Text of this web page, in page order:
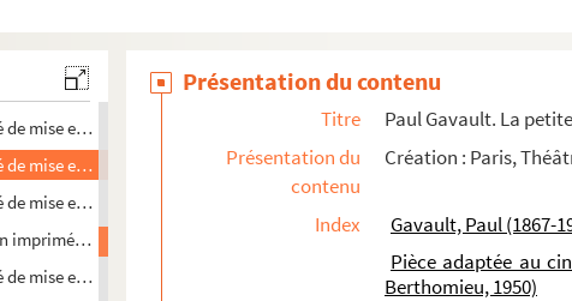
mise en scène. 1
mise en scène. 2
mise en scène. 3
mise en scène. 4
mise en scène. 5
imprimée du texte de la pièce
mise en scène. 6
Présentation du contenu
Titre
Paul Gavault. La
Présentation du
contenu
Création : Paris,
Index Gavault, Paul (1867-
Pièce adaptée au
Berthomieu, 1950)